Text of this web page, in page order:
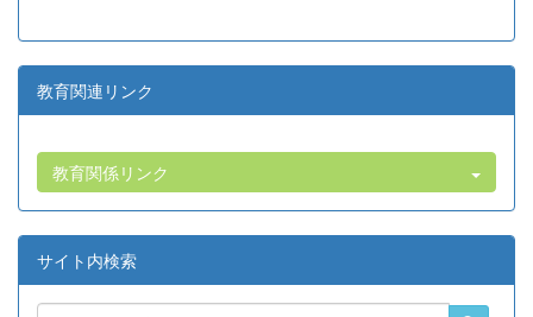
教育関連リンク
教育関係リンク
サイト内検索